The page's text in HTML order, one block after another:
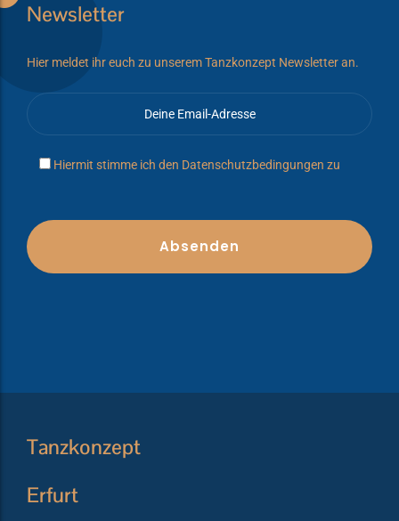
Newsletter
Hier meldet ihr euch zu unserem Tanzkonzept Newsletter an.
Hiermit stimme ich den Datenschutzbedingungen zu
Tanzkonzept
Erfurt